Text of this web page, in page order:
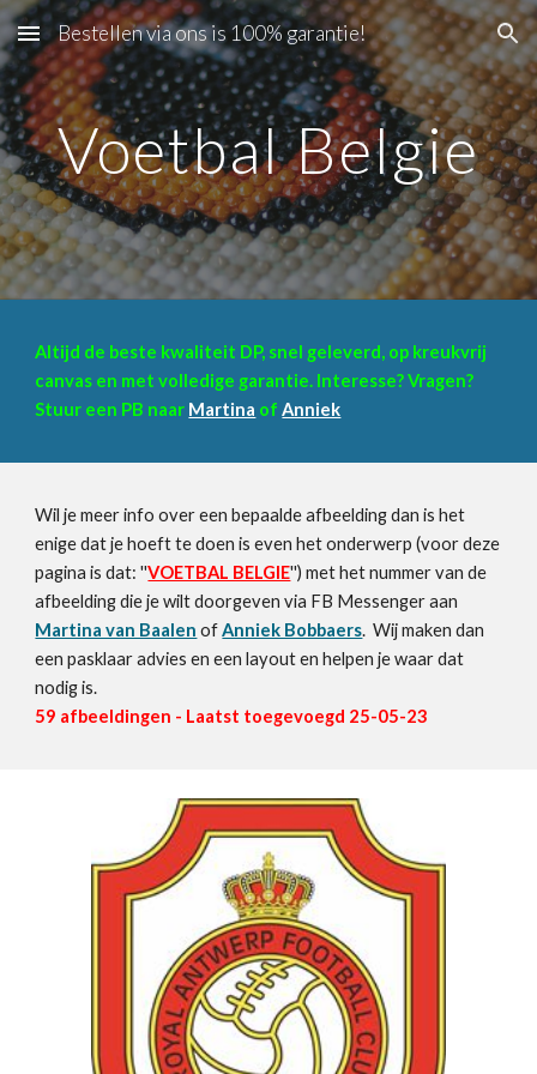
Skip to main content Skip to navigation
Bestellen via ons is 100% garantie!
Voetbal Belgie
Altijd de beste kwaliteit DP, snel geleverd, op kreukvrij
canvas en met volledige garantie. Interesse? Vragen?
Stuur een PB naar Martina ofAnniek
Wil je meer info over een bepaalde afbeelding dan is het
enige dat je hoeft te doen is even het onderwerp (voor deze
pagina is dat: ''VOETBAL BELGIE'') met het nummer van de
afbeelding die je wilt doorgeven via FB Messenger aan
Martina van Baalen ofAnniek Bobbaers. Wij maken dan
een pasklaar advies en een layout en helpen je waar dat
nodig is.
59 afbeeldingen - Laatst toegevoegd 25-05-23